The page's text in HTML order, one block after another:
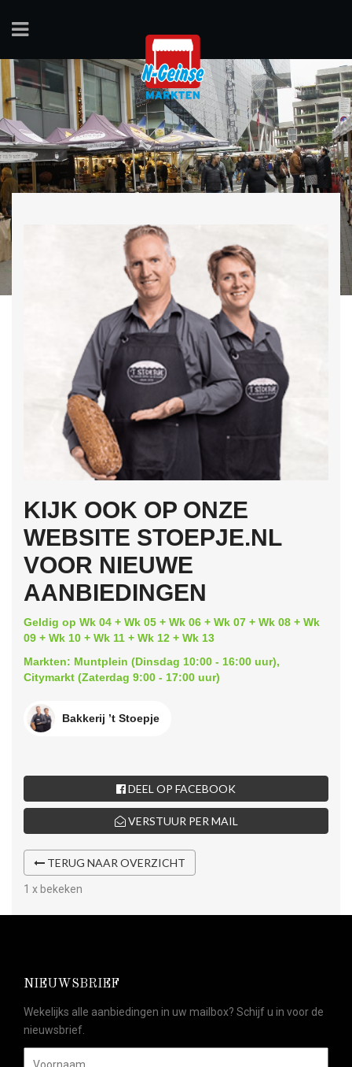
KIJK OOK OP ONZE
WEBSITE STOEPJE.NL
VOOR NIEUWE
AANBIEDINGEN
Geldig op Wk 04 + Wk 05 + Wk 06 + Wk 07 + Wk 08 + Wk
09 + Wk 10 + Wk 11 + Wk 12 + Wk 13
Markten: Muntplein (Dinsdag 10:00 - 16:00 uur),
Citymarkt (Zaterdag 9:00 - 17:00 uur)
Bakkerij ’t Stoepje
DEEL OP FACEBOOK
VERSTUUR PER MAIL
TERUG NAAR OVERZICHT
1 x bekeken
NIEUWSBRIEF
Wekelijks alle aanbiedingen in uw mailbox? Schijf u in voor de
nieuwsbrief.